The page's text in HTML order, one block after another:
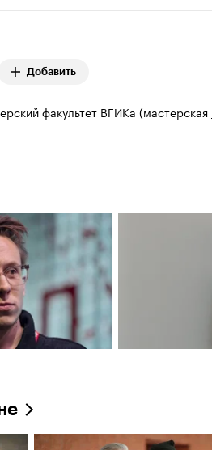
Добавить
факультет ВГИКа (мастерская